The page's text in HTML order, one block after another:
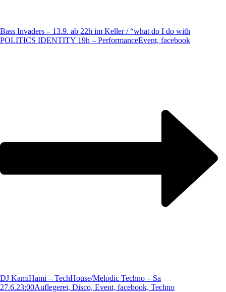
Bass Invaders – 13.9. ab 22h im Keller / “what do I do with
POLITICS IDENTITY 19h – PerformanceEvent, facebook
DJ KamiHami – TechHouse/Melodic Techno – Sa
27.6.23:00Auflegerei, Disco, Event, facebook, Techno